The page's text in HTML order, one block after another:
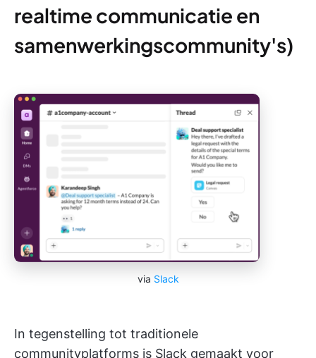
realtime communicatie en
samenwerkingscommunity's)
via Slack
In tegenstelling tot traditionele
communityplatforms is Slack gemaakt voor